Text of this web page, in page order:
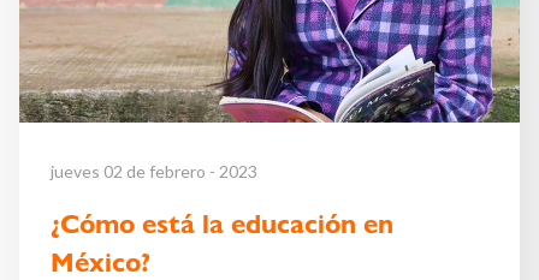
jueves 02 de febrero - 2023
¿Cómo está la educación en
México?